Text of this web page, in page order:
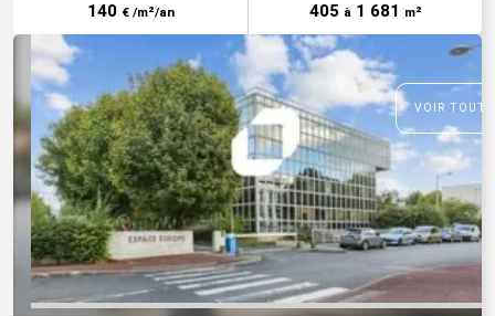
140 € /m²/an 405 à1 681 m²
VOIR